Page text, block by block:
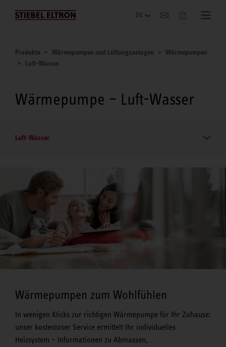
Unternehmen
Produkte Wärmepumpen und Lüftungsanlagen
Wärmepumpen
Luft-Wasser
Wärmepumpe – Luft-Wasser
Luft-Wasser
Wärmepumpen zum Wohlfühlen
In wenigen Klicks zur richtigen Wärmepumpe für Ihr Zuhause:
unser kostenloser Service ermittelt Ihr individuelles
Heizsystem – Informationen zu Abmassen,